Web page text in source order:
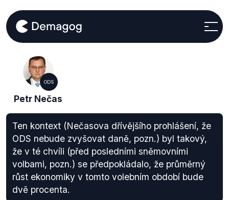
ODS
Petr Nečas
Ten kontext (Nečasova dřívějšího prohlášení, že
ODS nebude zvyšovat daně, pozn.) byl takový,
že v té chvíli (před posledními sněmovními
volbami, pozn.) se předpokládalo, že průměrný
růst ekonomiky v tomto volebním období bude
dvě procenta.